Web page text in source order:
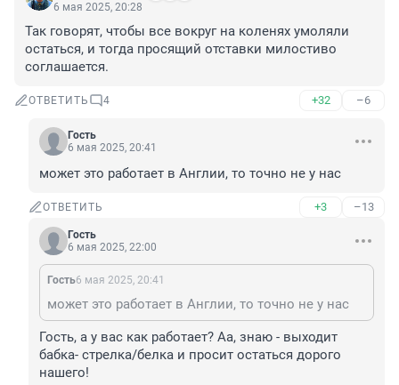
6 мая 2025, 20:28
Так говорят, чтобы все вокруг на коленях умоляли
остаться, и тогда просящий отставки милостиво
соглашается.
ОТВЕТИТЬ 4 +32 –6
Гость
6 мая 2025, 20:41
может это работает в Англии, то точно не у нас
ОТВЕТИТЬ +3 –13
Гость
6 мая 2025, 22:00
Гость6 мая 2025, 20:41
может это работает в Англии, то точно не у нас
Гость, а у вас как работает? Аа, знаю - выходит
бабка- стрелка/белка и просит остаться дорого
нашего!